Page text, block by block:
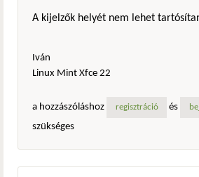
A kijelzők helyét nem lehet
Iván
Linux Mint Xfce 22
a hozzászóláshoz regisztráció és
szükséges